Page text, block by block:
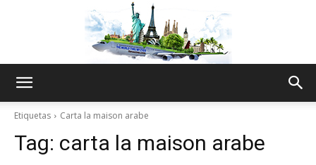
Etiquetas Carta la maison arabe
Tag: carta la maison arabe